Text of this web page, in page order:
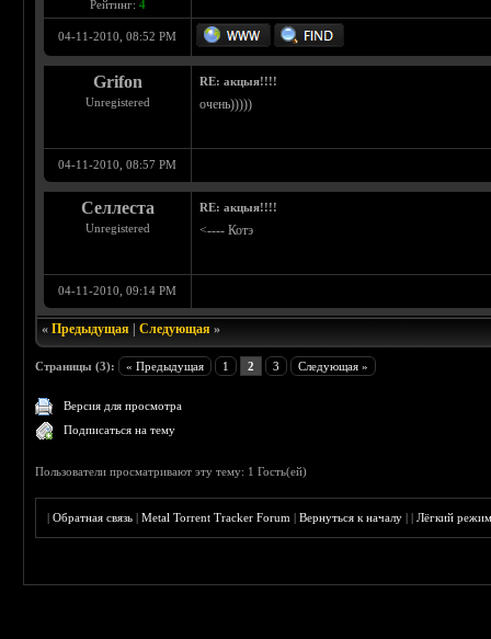
Рейтинг: 4
04-11-2010, 08:52 PM
Grifon
Unregistered
RE: акцыя!!!!
очень)))))
04-11-2010, 08:57 PM
Селлеста
Unregistered
RE: акцыя!!!!
<---- Котэ
04-11-2010, 09:14 PM
«Предыдущая |Следующая »
Страницы (3): « Предыдущая 1 2 3 Следующая »
Версия для просмотра
Подписаться на тему
Пользователи просматривают эту тему: 1 Гость(ей)
|Обратная связь |Metal Torrent Tracker Forum |Вернуться к началу ||Лёгкий